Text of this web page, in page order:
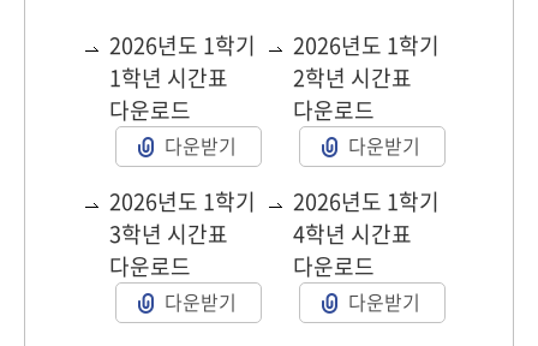
2026년도 1학기
1학년 시간표
다운로드
다운받기
2026년도 1학기
2학년 시간표
다운로드
다운받기
2026년도 1학기
3학년 시간표
다운로드
다운받기
2026년도 1학기
4학년 시간표
다운로드
다운받기